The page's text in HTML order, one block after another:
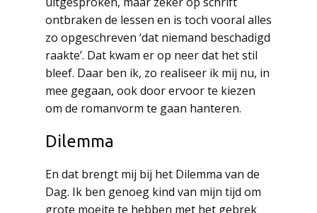
ontbraken de lessen en is toch vooral alles
zo opgeschreven ‘dat niemand beschadigd
raakte’. Dat kwam er op neer dat het stil
bleef. Daar ben ik, zo realiseer ik mij nu, in
mee gegaan, ook door ervoor te kiezen
om de romanvorm te gaan hanteren.
Dilemma
En dat brengt mij bij het Dilemma van de
Dag. Ik ben genoeg kind van mijn tijd om
grote moeite te hebben met het gebrek